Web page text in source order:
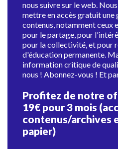
nous suivre sur le web.
mettre en accès gratuit une
contenus, notamment ceux
pour le partage, pour
pour la collectivité, et pour
d'éducation permanente.
information critique de
nous ! Abonnez-vous ! Et
Profitez de notre
19€ pour 3 mois
contenus/archives
papier)